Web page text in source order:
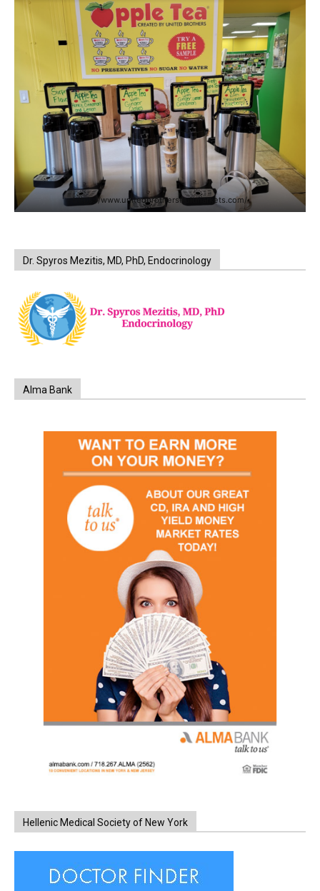
https://www.unitedbrothersfruitmarkets.com/
Dr. Spyros Mezitis, MD, PhD, Endocrinology
Alma Bank
Hellenic Medical Society of New York